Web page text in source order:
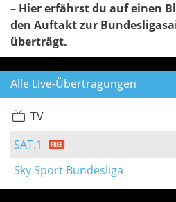
– Hier erfährst du auf einen
den Auftakt zur
überträgt.
Alle Live-Übertragungen
TV
SAT.1
Sky Sport Bundesliga